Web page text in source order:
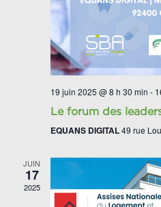
19 juin 2025 @ 8 h 30 min -
Le forum des
EQUANS DIGITAL49 rue
JUIN
17
2025